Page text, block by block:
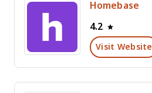
Homebase
4.2
Visit Website